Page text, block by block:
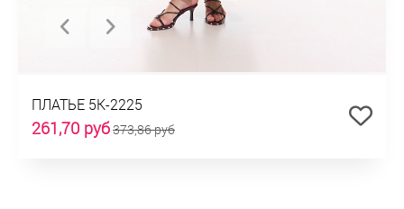
ПЛАТЬЕ 5К-2225
261,70 руб373,86 руб